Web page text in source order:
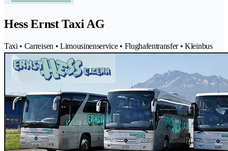
Hess Ernst Taxi AG
Taxi • Carreisen • Limousinenservice • Flughafentransfer • Kleinbus